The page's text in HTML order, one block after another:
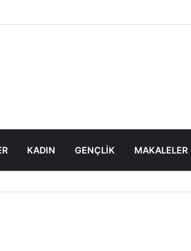
Göç Dalgası
KADIN GENÇLİK MAKALELER